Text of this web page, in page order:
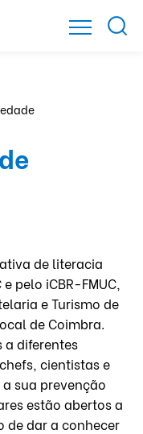
de literacia
pelo iCBR-FMUC,
e Turismo de
de Coimbra.
a diferentes
cientistas e
sua prevenção
estão abertos a
de dar a conhecer